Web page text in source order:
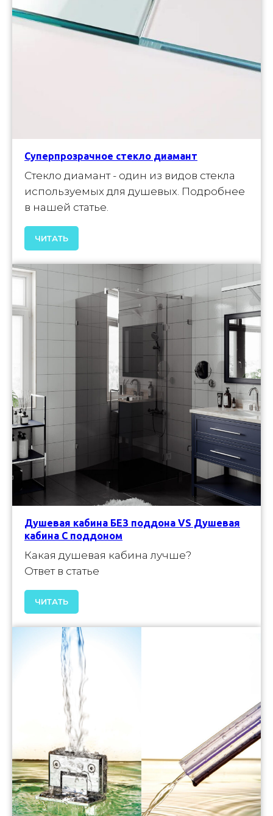
Суперпрозрачное стекло диамант
Стекло диамант - один из видов стекла
используемых для душевых. Подробнее
в нашей статье.
ЧИТАТЬ
Душевая кабина БЕЗ поддона VS Душевая
кабина С поддоном
Какая душевая кабина лучше?
Ответ в статье
ЧИТАТЬ